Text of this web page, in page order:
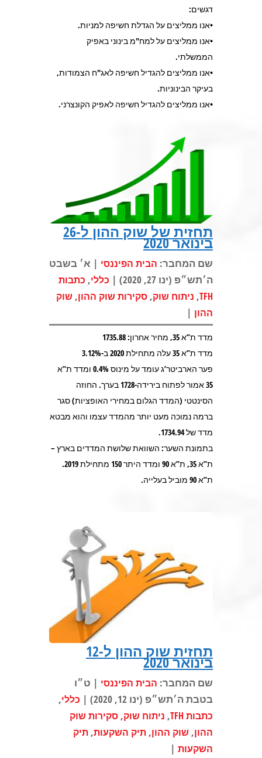
דגשים:
•אנו ממליצים על הגדלת חשיפה למניות.
•אנו ממליצים על למח"מ בינוני באפיק
הממשלתי.
•אנו ממליצים להגדיל חשיפה לאג"ח הצמודות,
בעיקר הבינוניות.
•אנו ממליצים להגדיל חשיפה לאפיק הקונצרני.
תחזית של שוק ההון ל-26
בינואר 2020
שם המחבר: הבית הפיננסי | א׳ בשבט
ה׳תש״פ (ינו 27, 2020) |
כללי, כתבות
TFH
, ניתוח שוק, סקירות שוק ההון, שוק
ההון |
מדד ת”א 35, מחיר אחרון: 1735.88
מדד ת”א 35 עלה מתחילת 2020 ב-3.12%
פער הארביטר’ג עומד על מינוס 0.4% ומדד ת”א
35 אמור לפתוח בירידה-1728 בערך. החוזה
הסינטטי (המדד הגלום במחירי האופציות) סגר
ברמה נמוכה מעט יותר מהמדד עצמו והוא מבטא
מדד של 1734.94.
בתמונת השער: השוואת שלושת המדדים בארץ –
ת”א 35, ת”א 90 ומדד היתר 150 מתחילת 2019.
ת”א 90 מוביל בעלייה.
תחזית שוק ההון ל-12
בינואר 2020
שם המחבר: הבית הפיננסי | ט״ו
בטבת ה׳תש״פ (ינו 12, 2020) |
כללי,
כתבות TFH , ניתוח שוק, סקירות שוק
ההון, שוק ההון, תיק השקעות, תיק
השקעות |